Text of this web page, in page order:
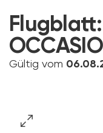
Flugblatt:
Gültig vom